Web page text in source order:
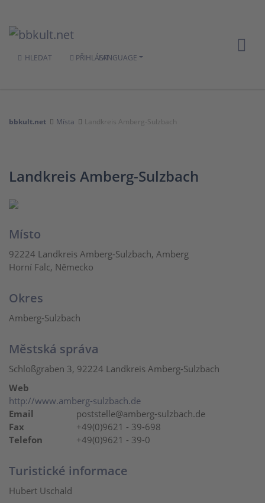
HLEDAT PŘIHLÁSITLANGUAGE
bbkult.net Místa Landkreis Amberg-Sulzbach
Landkreis Amberg-Sulzbach
Místo
92224 Landkreis Amberg-Sulzbach, Amberg
Horní Falc, Německo
Okres
Amberg-Sulzbach
Městská správa
Schloßgraben 3, 92224 Landkreis Amberg-Sulzbach
Web
http://www.amberg-sulzbach.de
Email
poststelle@amberg-sulzbach.de
Fax
+49(0)9621 - 39-698
Telefon
+49(0)9621 - 39-0
Turistické informace
Hubert Uschald